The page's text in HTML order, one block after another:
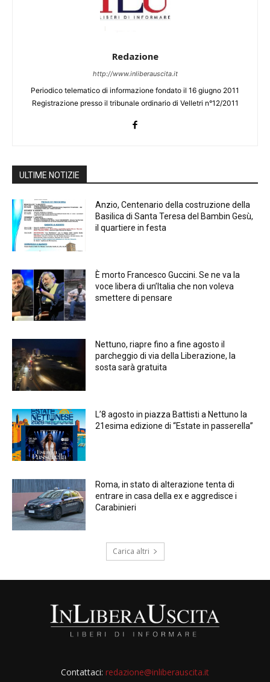
Redazione
http://www.inliberauscita.it
Periodico telematico di informazione fondato il 16 giugno 2011
Registrazione presso il tribunale ordinario di Velletri n°12/2011
ULTIME NOTIZIE
Anzio, Centenario della costruzione della
Basilica di Santa Teresa del Bambin Gesù,
il quartiere in festa
È morto Francesco Guccini. Se ne va la
voce libera di un’Italia che non voleva
smettere di pensare
Nettuno, riapre fino a fine agosto il
parcheggio di via della Liberazione, la
sosta sarà gratuita
L’8 agosto in piazza Battisti a Nettuno la
21esima edizione di “Estate in passerella”
Roma, in stato di alterazione tenta di
entrare in casa della ex e aggredisce i
Carabinieri
Carica altri
Contattaci: redazione@inliberauscita.it